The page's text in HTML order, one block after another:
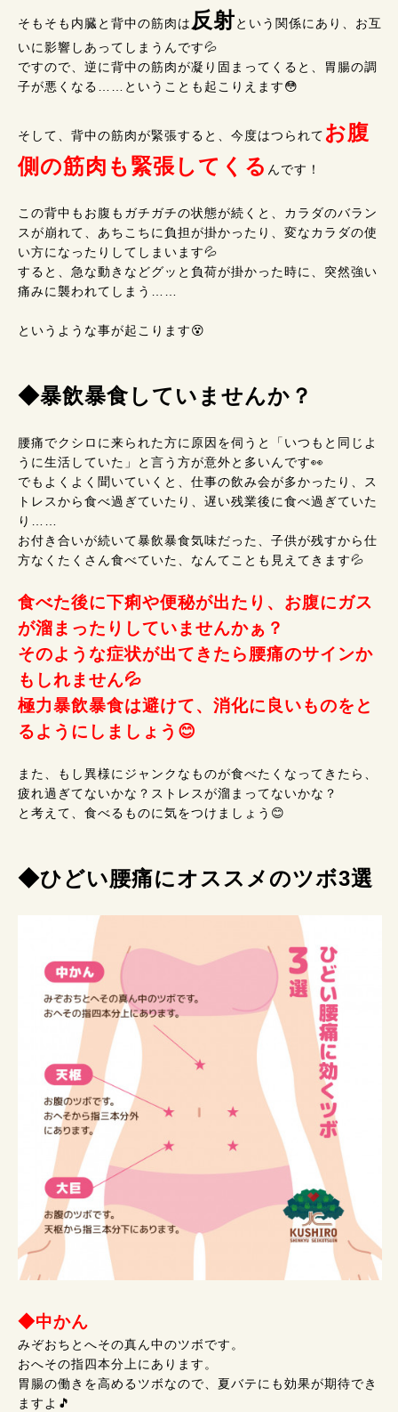
そもそも内臓と背中の筋肉は反射という関係にあり、お互
いに影響しあってしまうんです💦
ですので、逆に背中の筋肉が凝り固まってくると、胃腸の調
子が悪くなる……ということも起こりえます😳
そして、背中の筋肉が緊張すると、今度はつられてお腹
側の筋肉も緊張してくる んです！
この背中もお腹もガチガチの状態が続くと、カラダのバラン
スが崩れて、あちこちに負担が掛かったり、変なカラダの使
い方になったりしてしまいます💦
すると、急な動きなどグッと負荷が掛かった時に、突然強い
痛みに襲われてしまう……
というような事が起こります😵
◆暴飲暴食していませんか？
腰痛でクシロに来られた方に原因を伺うと「いつもと同じよ
うに生活していた」と言う方が意外と多いんです👀
でもよくよく聞いていくと、仕事の飲み会が多かったり、ス
トレスから食べ過ぎていたり、遅い残業後に食べ過ぎていた
り……
お付き合いが続いて暴飲暴食気味だった、子供が残すから仕
方なくたくさん食べていた、なんてことも見えてきます💦
食べた後に下痢や便秘が出たり、お腹にガス
が溜まったりしていませんかぁ？
そのような症状が出てきたら腰痛のサインか
もしれません💦
極力暴飲暴食は避けて、消化に良いものをと
るようにしましょう😊
また、もし異様にジャンクなものが食べたくなってきたら、
疲れ過ぎてないかな？ストレスが溜まってないかな？
と考えて、食べるものに気をつけましょう😊
◆ひどい腰痛にオススメのツボ3選
◆中かん
みぞおちとへその真ん中のツボです。
おへその指四本分上にあります。
胃腸の働きを高めるツボなので、夏バテにも効果が期待でき
ますよ🎵